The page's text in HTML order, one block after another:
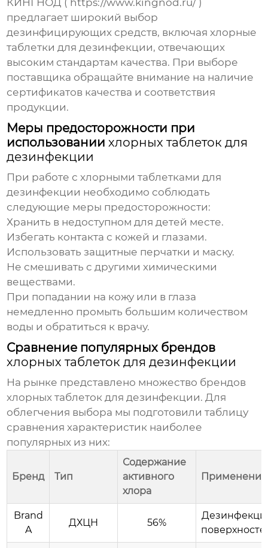
КИНГНОД ( https://www.kingnod.ru/ )
предлагает широкий выбор
дезинфицирующих средств, включаяхлорные
таблетки для дезинфекции, отвечающих
высоким стандартам качества. При выборе
поставщика обращайте внимание на наличие
сертификатов качества и соответствия
продукции.
Меры предосторожности при
использованиихлорных таблеток для
дезинфекции
При работе схлорными таблетками для
дезинфекции необходимо соблюдать
следующие меры предосторожности:
Хранить в недоступном для детей месте.
Избегать контакта с кожей и глазами.
Использовать защитные перчатки и маску.
Не смешивать с другими химическими
веществами.
При попадании на кожу или в глаза
немедленно промыть большим количеством
воды и обратиться к врачу.
Сравнение популярных брендов
хлорных таблеток для дезинфекции
На рынке представлено множество брендов
хлорных таблеток для дезинфекции. Для
облегчения выбора мы подготовили таблицу
сравнения характеристик наиболее
популярных из них:
Бренд Тип
Содержание
активного
хлора
Применение
Brand
A
ДХЦН 56%